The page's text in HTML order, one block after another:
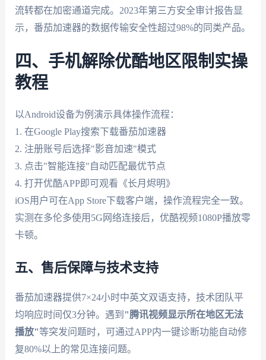
流转都在加密通道完成。2023年第三方安全审计报告显
示，番茄加速器的数据传输安全性超过98%的同类产品。
四、手机解除优酷地区限制实操
教程
以Android设备为例演示具体操作流程：
1. 在Google Play搜索下载番茄加速器
2. 注册账号后选择"影音加速"模式
3. 点击"智能连接"自动匹配最优节点
4. 打开优酷APP即可观看《长月烬明》
iOS用户可在App Store下载客户端，操作流程完全一致。
实测在多伦多使用5G网络连接后，优酷视频1080P播放零
卡顿。
五、售后保障与技术支持
番茄加速器提供7×24小时中英文双语支持，技术团队平
均响应时间仅3分钟。遇到 "腾讯视频显示所在地区无法
播放"等突发问题时，可通过APP内一键诊断功能自动修
复80%以上的常见连接问题。